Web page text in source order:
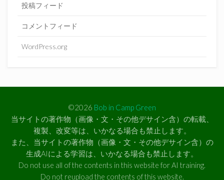
投稿フィード
コメントフィード
WordPress.org
©2026 Bob in Camp Green
当サイトの著作物（画像・文・その他デサイン含）の転載、
複製、改変等は、いかなる場合も禁止します。
また、当サイトの著作物（画像・文・その他デサイン含）の
生成AIによる学習は、いかなる場合も禁止します。
Do not use all of the contents in this website for AI training.
Do not reupload the contents of this website.